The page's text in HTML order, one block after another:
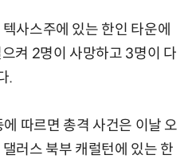
사스주에 있는 한인 타운에
켜 2명이 사망하고 3명이 다
.
따르면 총격 사건은 이날 오
러스 북부 캐럴턴에 있는 한